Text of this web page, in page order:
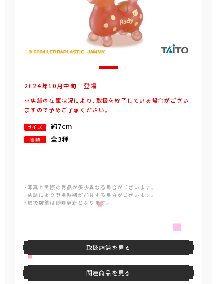
2024年10月中旬 登場
※店舗の在庫状況により、取扱を終了している場合がござい
ますので予めご了承ください。
サイズ 約7cm
種類 全3種
・写真と実際の商品が多少異なる場合がございます。
・店舗により登場時期が前後する場合がございます。
・取扱店舗は随時更新となります。
取扱店舗を見る
関連商品を見る